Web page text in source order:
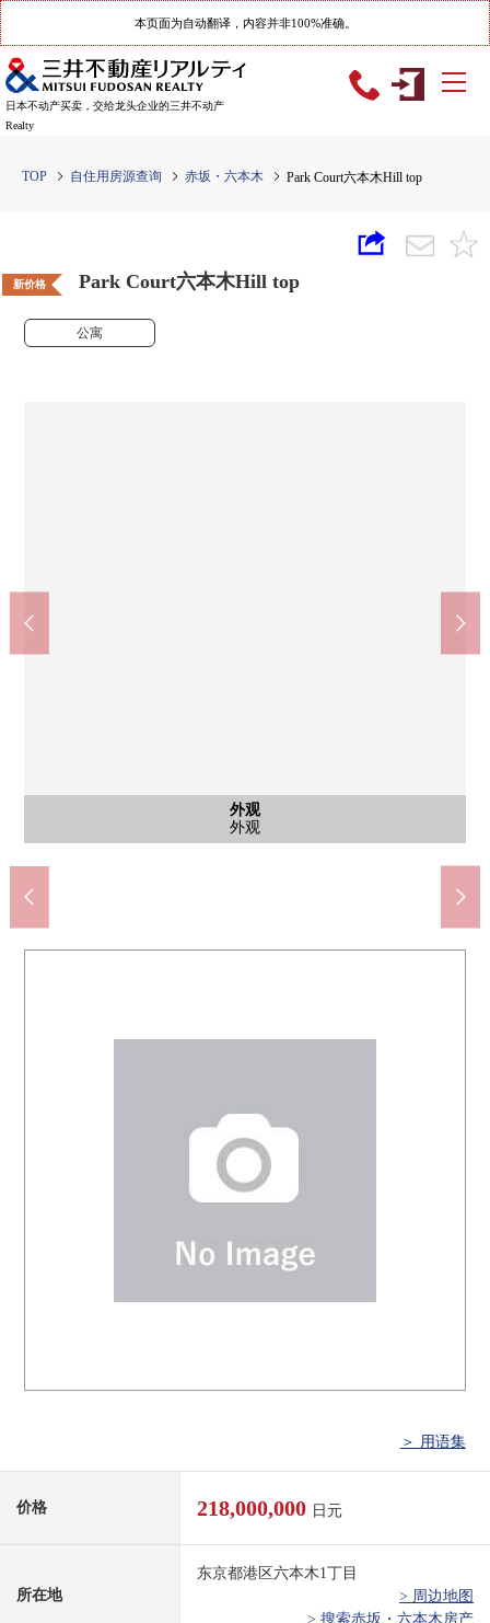
本页面为自动翻译，内容并非100%准确。
日本不动产买卖，交给龙头企业的三井不动产
Realty
TOP 自住用房源查询 赤坂・六本木 Park Court六本木Hill top
新价格 Park Court六本木Hill top
公寓
外观
外观
客厅
客厅
洗脸
洗脸
公共汽车
公共汽车
厕所
厕所
厨房
厨房
客厅
客厅
客厅
客厅
客厅
客厅
客厅
客厅
客厅
客厅
室内
室内
客厅
客厅
洗脸
洗脸
厨房
厨房
门口
门口
厕所
厕所
公共汽车
公共汽车
公共汽车
公共汽车
收纳
收纳
收纳
收纳
阳台
阳台
阳台
阳台
风景
风景
风景
风景
入口
入口
共有部分
共有部分
＞ 用语集
价格 218,000,000 日元
所在地
东京都港区六本木1丁目
> 周边地图
> 搜索赤坂・六本木房产